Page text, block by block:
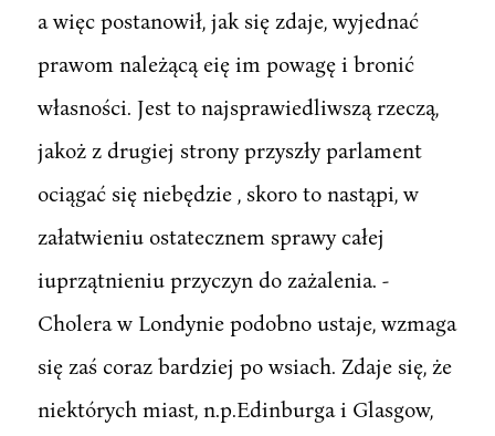
a więc postanowił, jak się zdaje, wyjednać
prawom należącą eię im powagę i bronić
własności. Jest to najsprawiedliwszą rzeczą,
jakoż z drugiej strony przyszły parlament
ociągać się niebędzie , skoro to nastąpi, w
załatwieniu ostatecznem sprawy całej
iuprzątnieniu przyczyn do zażalenia. -
Cholera w Londynie podobno ustaje, wzmaga
się zaś coraz bardziej po wsiach. Zdaje się, że
niektórych miast, n.p.Edinburga i Glasgow,